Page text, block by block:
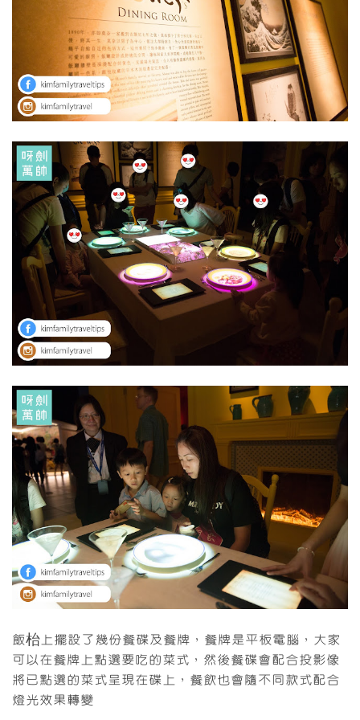
飯枱上擺設了幾份餐碟及餐牌，餐牌是平板電腦，大家
可以在餐牌上點選要吃的菜式，然後餐碟會配合投影像
將已點選的菜式呈現在碟上，餐飲也會隨不同款式配合
燈光效果轉變